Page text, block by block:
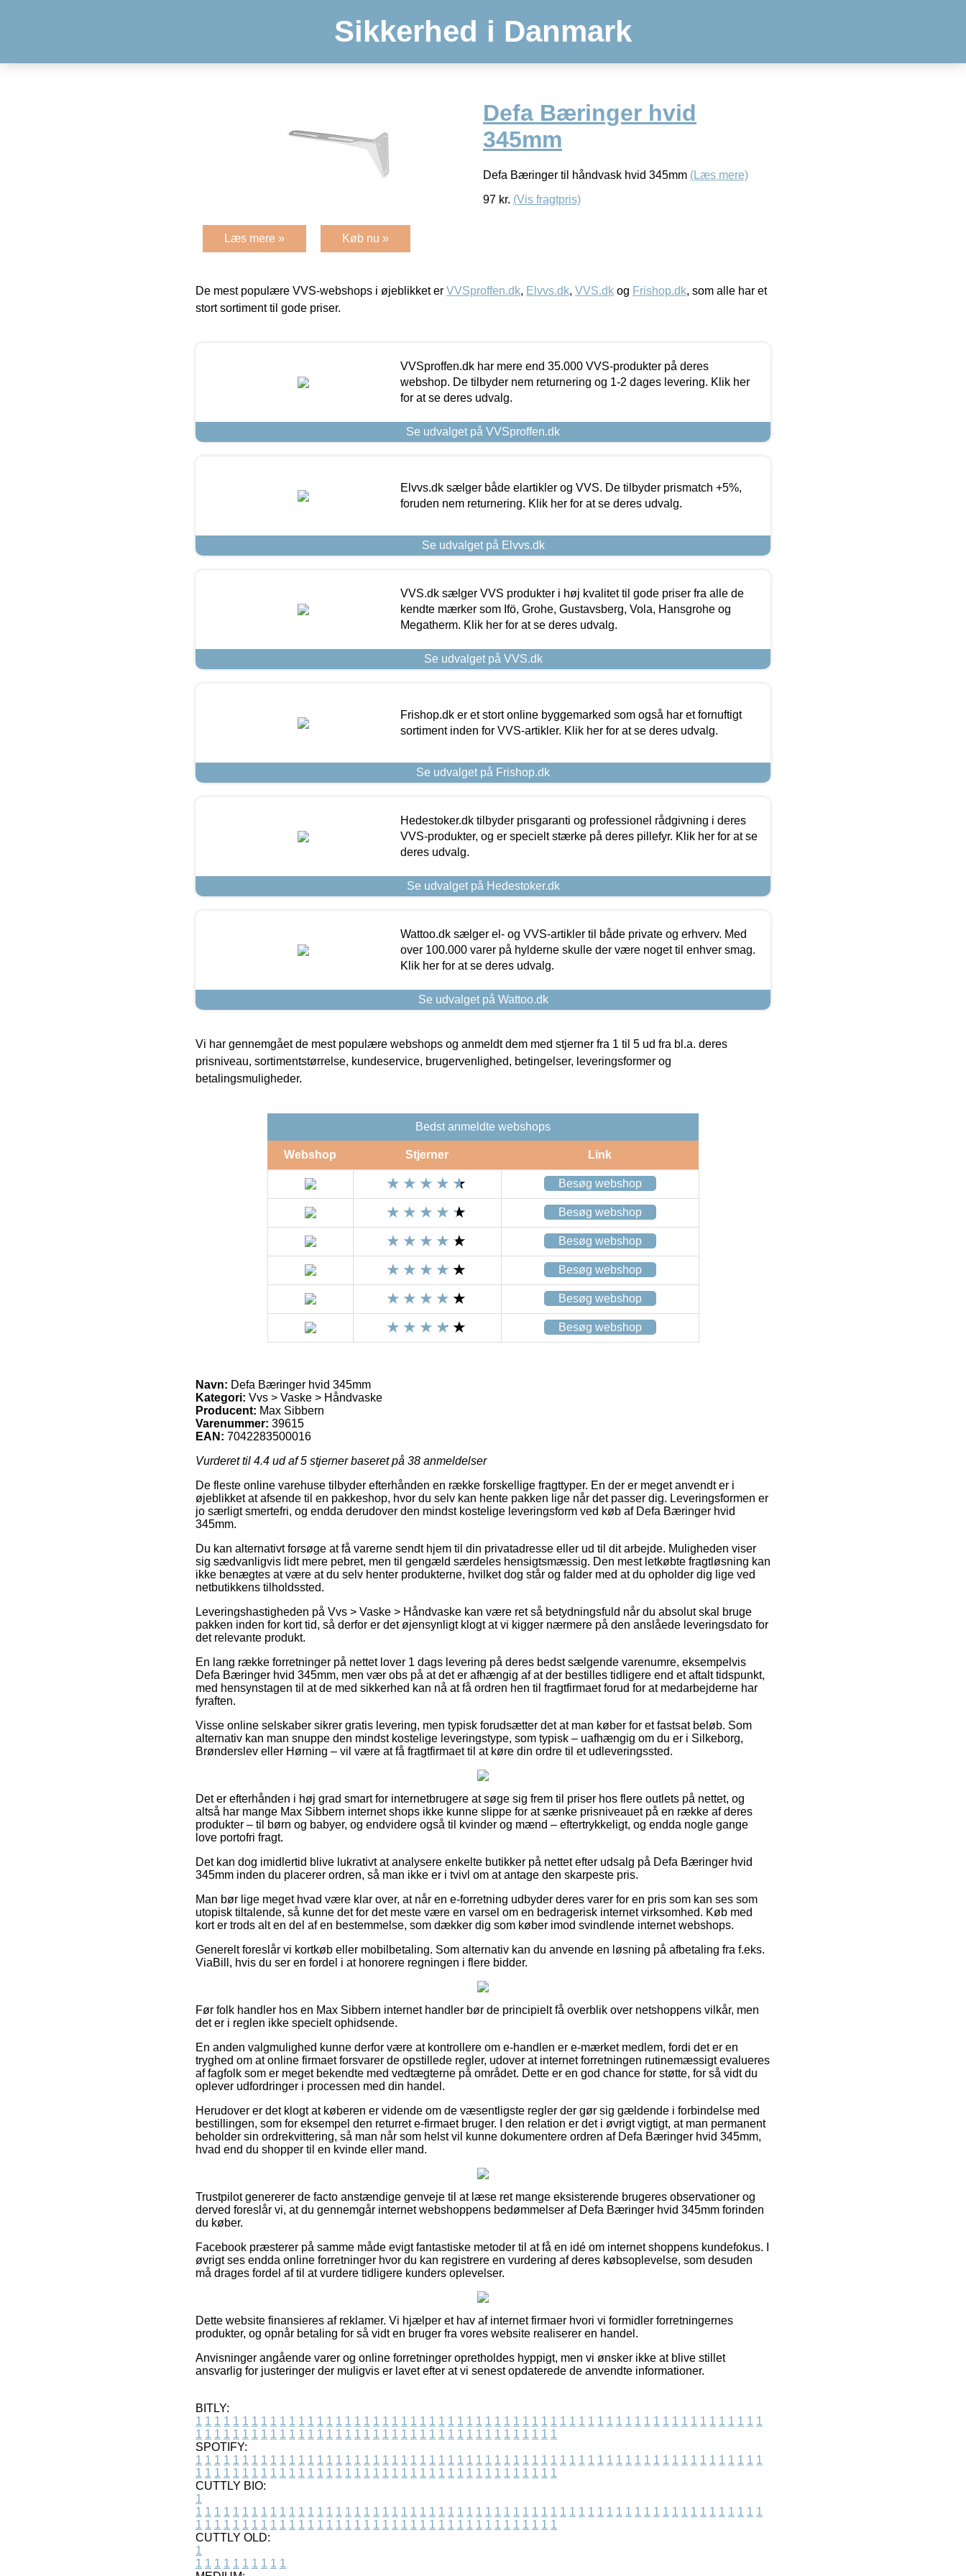
Sikkerhed i Danmark
Defa Bæringer hvid
345mm
Defa Bæringer til håndvask hvid 345mm (Læs mere)
97 kr. (Vis fragtpris)
Læs mere » Køb nu »
De mest populære VVS-webshops i øjeblikket er VVSproffen.dk, Elvvs.dk, VVS.dk og Frishop.dk, som alle har et
stort sortiment til gode priser.
VVSproffen.dk har mere end 35.000 VVS-produkter på deres
webshop. De tilbyder nem returnering og 1-2 dages levering. Klik her
for at se deres udvalg.
Se udvalget på VVSproffen.dk
Elvvs.dk sælger både elartikler og VVS. De tilbyder prismatch +5%,
foruden nem returnering. Klik her for at se deres udvalg.
Se udvalget på Elvvs.dk
VVS.dk sælger VVS produkter i høj kvalitet til gode priser fra alle de
kendte mærker som Ifö, Grohe, Gustavsberg, Vola, Hansgrohe og
Megatherm. Klik her for at se deres udvalg.
Se udvalget på VVS.dk
Frishop.dk er et stort online byggemarked som også har et fornuftigt
sortiment inden for VVS-artikler. Klik her for at se deres udvalg.
Se udvalget på Frishop.dk
Hedestoker.dk tilbyder prisgaranti og professionel rådgivning i deres
VVS-produkter, og er specielt stærke på deres pillefyr. Klik her for at se
deres udvalg.
Se udvalget på Hedestoker.dk
Wattoo.dk sælger el- og VVS-artikler til både private og erhverv. Med
over 100.000 varer på hylderne skulle der være noget til enhver smag.
Klik her for at se deres udvalg.
Se udvalget på Wattoo.dk
Vi har gennemgået de mest populære webshops og anmeldt dem med stjerner fra 1 til 5 ud fra bl.a. deres
prisniveau, sortimentstørrelse, kundeservice, brugervenlighed, betingelser, leveringsformer og
betalingsmuligheder.
Bedst anmeldte webshops
Webshop Stjerner Link
Besøg webshop
Besøg webshop
Besøg webshop
Besøg webshop
Besøg webshop
Besøg webshop
Navn: Defa Bæringer hvid 345mm
Kategori: Vvs > Vaske > Håndvaske
Producent: Max Sibbern
Varenummer: 39615
EAN: 7042283500016
Vurderet til 4.4 ud af 5 stjerner baseret på 38 anmeldelser
De fleste online varehuse tilbyder efterhånden en række forskellige fragttyper. En der er meget anvendt er i
øjeblikket at afsende til en pakkeshop, hvor du selv kan hente pakken lige når det passer dig. Leveringsformen er
jo særligt smertefri, og endda derudover den mindst kostelige leveringsform ved køb af Defa Bæringer hvid
345mm.
Du kan alternativt forsøge at få varerne sendt hjem til din privatadresse eller ud til dit arbejde. Muligheden viser
sig sædvanligvis lidt mere pebret, men til gengæld særdeles hensigtsmæssig. Den mest letkøbte fragtløsning kan
ikke benægtes at være at du selv henter produkterne, hvilket dog står og falder med at du opholder dig lige ved
netbutikkens tilholdssted.
Leveringshastigheden på Vvs > Vaske > Håndvaske kan være ret så betydningsfuld når du absolut skal bruge
pakken inden for kort tid, så derfor er det øjensynligt klogt at vi kigger nærmere på den anslåede leveringsdato for
det relevante produkt.
En lang række forretninger på nettet lover 1 dags levering på deres bedst sælgende varenumre, eksempelvis
Defa Bæringer hvid 345mm, men vær obs på at det er afhængig af at der bestilles tidligere end et aftalt tidspunkt,
med hensynstagen til at de med sikkerhed kan nå at få ordren hen til fragtfirmaet forud for at medarbejderne har
fyraften.
Visse online selskaber sikrer gratis levering, men typisk forudsætter det at man køber for et fastsat beløb. Som
alternativ kan man snuppe den mindst kostelige leveringstype, som typisk – uafhængig om du er i Silkeborg,
Brønderslev eller Hørning – vil være at få fragtfirmaet til at køre din ordre til et udleveringssted.
Det er efterhånden i høj grad smart for internetbrugere at søge sig frem til priser hos flere outlets på nettet, og
altså har mange Max Sibbern internet shops ikke kunne slippe for at sænke prisniveauet på en række af deres
produkter – til børn og babyer, og endvidere også til kvinder og mænd – eftertrykkeligt, og endda nogle gange
love portofri fragt.
Det kan dog imidlertid blive lukrativt at analysere enkelte butikker på nettet efter udsalg på Defa Bæringer hvid
345mm inden du placerer ordren, så man ikke er i tvivl om at antage den skarpeste pris.
Man bør lige meget hvad være klar over, at når en e-forretning udbyder deres varer for en pris som kan ses som
utopisk tiltalende, så kunne det for det meste være en varsel om en bedragerisk internet virksomhed. Køb med
kort er trods alt en del af en bestemmelse, som dækker dig som køber imod svindlende internet webshops.
Generelt foreslår vi kortkøb eller mobilbetaling. Som alternativ kan du anvende en løsning på afbetaling fra f.eks.
ViaBill, hvis du ser en fordel i at honorere regningen i flere bidder.
Før folk handler hos en Max Sibbern internet handler bør de principielt få overblik over netshoppens vilkår, men
det er i reglen ikke specielt ophidsende.
En anden valgmulighed kunne derfor være at kontrollere om e-handlen er e-mærket medlem, fordi det er en
tryghed om at online firmaet forsvarer de opstillede regler, udover at internet forretningen rutinemæssigt evalueres
af fagfolk som er meget bekendte med vedtægterne på området. Dette er en god chance for støtte, for så vidt du
oplever udfordringer i processen med din handel.
Herudover er det klogt at køberen er vidende om de væsentligste regler der gør sig gældende i forbindelse med
bestillingen, som for eksempel den returret e-firmaet bruger. I den relation er det i øvrigt vigtigt, at man permanent
beholder sin ordrekvittering, så man når som helst vil kunne dokumentere ordren af Defa Bæringer hvid 345mm,
hvad end du shopper til en kvinde eller mand.
Trustpilot genererer de facto anstændige genveje til at læse ret mange eksisterende brugeres observationer og
derved foreslår vi, at du gennemgår internet webshoppens bedømmelser af Defa Bæringer hvid 345mm forinden
du køber.
Facebook præsterer på samme måde evigt fantastiske metoder til at få en idé om internet shoppens kundefokus. I
øvrigt ses endda online forretninger hvor du kan registrere en vurdering af deres købsoplevelse, som desuden
må drages fordel af til at vurdere tidligere kunders oplevelser.
Dette website finansieres af reklamer. Vi hjælper et hav af internet firmaer hvori vi formidler forretningernes
produkter, og opnår betaling for så vidt en bruger fra vores website realiserer en handel.
Anvisninger angående varer og online forretninger opretholdes hyppigt, men vi ønsker ikke at blive stillet
ansvarlig for justeringer der muligvis er lavet efter at vi senest opdaterede de anvendte informationer.
BITLY:
1 1 1 1 1 1 1 1 1 1 1 1 1 1 1 1 1 1 1 1 1 1 1 1 1 1 1 1 1 1 1 1 1 1 1 1 1 1 1 1 1 1 1 1 1 1 1 1 1 1 1 1 1 1 1 1 1 1 1 1 1
1 1 1 1 1 1 1 1 1 1 1 1 1 1 1 1 1 1 1 1 1 1 1 1 1 1 1 1 1 1 1 1 1 1 1 1 1 1 1
SPOTIFY:
1 1 1 1 1 1 1 1 1 1 1 1 1 1 1 1 1 1 1 1 1 1 1 1 1 1 1 1 1 1 1 1 1 1 1 1 1 1 1 1 1 1 1 1 1 1 1 1 1 1 1 1 1 1 1 1 1 1 1 1 1
1 1 1 1 1 1 1 1 1 1 1 1 1 1 1 1 1 1 1 1 1 1 1 1 1 1 1 1 1 1 1 1 1 1 1 1 1 1 1
CUTTLY BIO:
1
1 1 1 1 1 1 1 1 1 1 1 1 1 1 1 1 1 1 1 1 1 1 1 1 1 1 1 1 1 1 1 1 1 1 1 1 1 1 1 1 1 1 1 1 1 1 1 1 1 1 1 1 1 1 1 1 1 1 1 1 1
1 1 1 1 1 1 1 1 1 1 1 1 1 1 1 1 1 1 1 1 1 1 1 1 1 1 1 1 1 1 1 1 1 1 1 1 1 1 1
CUTTLY OLD:
1
1 1 1 1 1 1 1 1 1 1